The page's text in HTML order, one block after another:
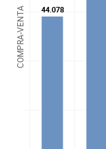
COMPRA-VENTA 44.078
44.078